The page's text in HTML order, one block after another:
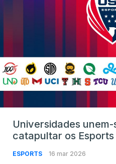
Universidades
catapultar os Esports
ESPORTS 16 mar 2026